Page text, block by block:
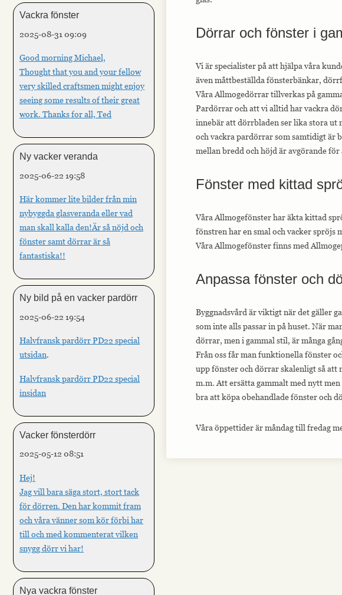
Vackra fönster
2025-08-31 09:09
Good morning Michael,
Thought that you and your fellow
very skilled craftsmen might enjoy
seeing some results of their great
work. Thanks for all, Ted
Ny vacker veranda
2025-06-22 19:58
Här kommer lite bilder från min
nybyggda glasveranda eller vad
man skall kalla den!Är så nöjd och
fönster samt dörrar är så
fantastiska!!
Ny bild på en vacker pardörr
2025-06-22 19:54
Halvfransk pardörr PD22 special
utsidan.
Halvfransk pardörr PD22 special
insidan
Vacker fönsterdörr
2025-05-12 08:51
Hej!
Jag vill bara säga stort, stort tack
för dörren. Den har kommit fram
och våra vänner som kör förbi har
till och med kommenterat vilken
snygg dörr vi har!
Nya vackra fönster
Dörrar och fönster i
Vi är specialister på att hjälpa våra
även måttbeställda fönsterbänkar,
Våra Allmogedörrar tillverkas på
Pardörrar och att vi alltid har vackra
innebär att dörrbladen ser lika stora ut
och vackra pardörrar som samtidigt är
mellan bredd och höjd är avgörande
Fönster med kittad
Våra Allmogefönster har äkta kittad
fönstren har en smal och vacker
Våra Allmogefönster finns med
Anpassa fönster och
Byggnadsvård är viktigt när det gäller
som inte alls passar in på huset. När
dörrar, men i gammal stil, är många
Från oss får man funktionella fönster
upp fönster och dörrar skalenligt så
m.m. Att ersätta gammalt med nytt
bra att köpa obehandlade fönster och
Våra öppettider är måndag till fredag